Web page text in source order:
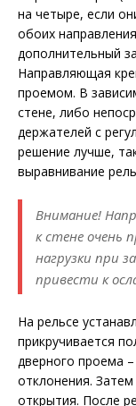
на четыре, если
обоих
дополнительный
Направляющая
проемом. В
стене, либо
держателей с
решение лучше,
выравнивание
Внимание!
к стене очень
нагрузки при
привести к
На рельсе
прикручивается
дверного проема
отклонения.
открытия. После